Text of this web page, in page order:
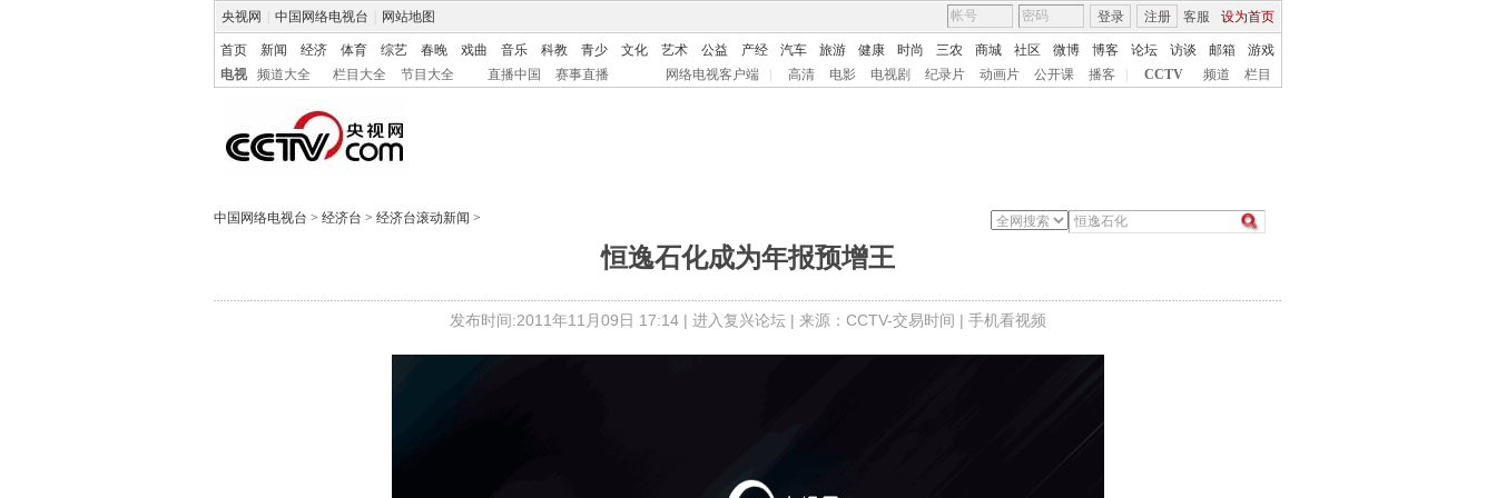
央视网 中国网络电视台 网站地图 客服 设为首页
登录 注册
首页 新闻 经济 体育 综艺 春晚 戏曲 音乐 科教 青少 文化 艺术 公益 产经 汽车 旅游 健康 时尚 三农 商城 社区 微博 博客 论坛 访谈 邮箱
游戏
电视
频道大全 栏目大全 节目大全 直播中国 赛事直播 网络电视客户端 高清 电影 电视剧 纪录片 动画片 公开课 播客 CCTV 频道 栏目
中国网络电视台 > 经济台 > 经济台滚动新闻 >
恒逸石化成为年报预增王
发布时间:2011年11月09日 17:14 | 进入复兴论坛 | 来源：CCTV-交易时间 | 手机看视频